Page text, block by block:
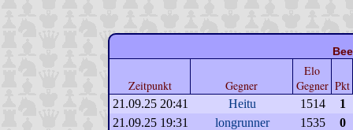
Zeitpunkt Gegner
Elo
Gegner Pkt
21.09.25 20:41 Heitu 1514
1
21.09.25 19:31
longrunner 1535
0